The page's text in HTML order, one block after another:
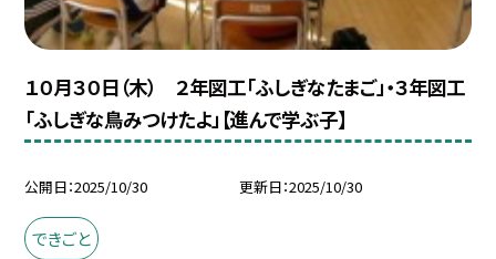
１０月３０日（木） ２年図工「ふしぎなたまご」・３年図工
「ふしぎな鳥みつけたよ」【進んで学ぶ子】
公開日 2025/10/30 更新日 2025/10/30
できごと